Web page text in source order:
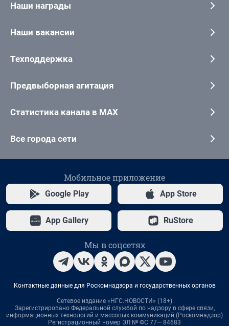
Наши награды
Наши вакансии
Техподдержка
Предвыборная агитация
Статистика канала в MAX
Все города сети
Мобильное приложение
Google Play App Store
App Gallery RuStore
Мы в соцсетях
Контактные данные для Роскомнадзора и государственных органов
Сетевое издание «НГС.НОВОСТИ» (18+)
Зарегистрировано Федеральной службой по надзору в сфере связи,
информационных технологий и массовых коммуникаций (Роскомнадзор)
Регистрационный номер ЭЛ № ФС 77— 84683